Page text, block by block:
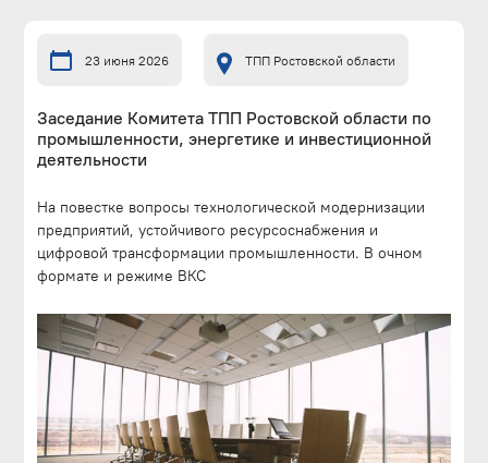
23 июня 2026 ТПП Ростовской области
Заседание Комитета ТПП Ростовской области по
промышленности, энергетике и инвестиционной
деятельности
На повестке вопросы технологической модернизации
предприятий, устойчивого ресурсоснабжения и
цифровой трансформации промышленности. В очном
формате и режиме ВКС